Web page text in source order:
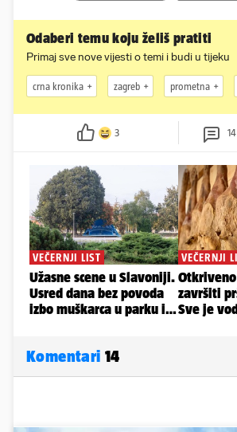
Odaberi temu koju želiš pratiti
Primaj sve nove vijesti o temi i budi u tijeku
crna kronika zagreb prometna
3 14
Komentari 14